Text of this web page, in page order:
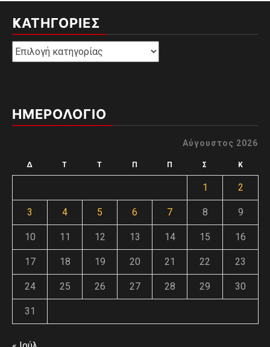
KΑΤΗΓΟΡΊΕΣ
Kατηγορίες
ΗΜΕΡΟΛΟΓΙΟ
Αύγουστος 2026
Δ Τ Τ Π Π Σ Κ
1 2
3 4 5 6 7 8 9
10 11 12 13 14 15 16
17 18 19 20 21 22 23
24 25 26 27 28 29 30
31